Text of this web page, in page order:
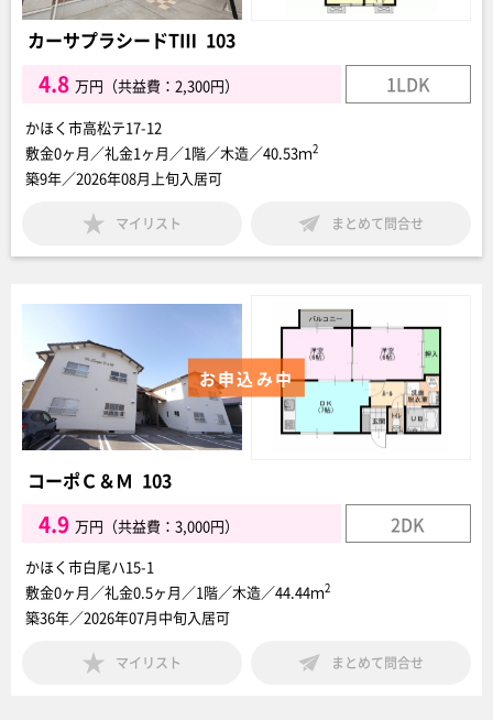
カーサプラシードTⅢ 103
4.8 万円（共益費：2,300円） 1LDK
かほく市高松テ17-12
敷金0ヶ月／礼金1ヶ月／1階／木造／40.53ｍ2
築9年／2026年08月上旬入居可
マイリスト まとめて問合せ
お申込み中
コーポＣ＆Ｍ 103
4.9 万円（共益費：3,000円） 2DK
かほく市白尾ハ15-1
敷金0ヶ月／礼金0.5ヶ月／1階／木造／44.44ｍ2
築36年／2026年07月中旬入居可
マイリスト まとめて問合せ